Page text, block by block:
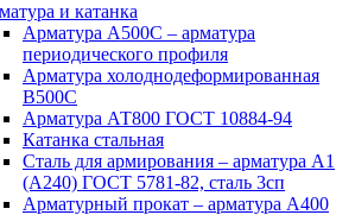
и катанка
Арматура А500С – арматура
периодического профиля
Арматура холоднодеформированная
В500С
Арматура АТ800 ГОСТ 10884-94
Катанка стальная
Сталь для армирования – арматура А1
(А240) ГОСТ 5781-82, сталь 3сп
Арматурный прокат – арматура А400